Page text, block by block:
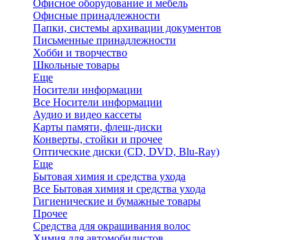
Офисное оборудование и мебель
Офисные принадлежности
Папки, системы архивации документов
Письменные принадлежности
Хобби и творчество
Школьные товары
Еще
Носители информации
Все Носители информации
Аудио и видео кассеты
Карты памяти, флеш-диски
Конверты, стойки и прочее
Оптические диски (CD, DVD, Blu-Ray)
Еще
Бытовая химия и средства ухода
Все Бытовая химия и средства ухода
Гигиенические и бумажные товары
Прочее
Средства для окрашивания волос